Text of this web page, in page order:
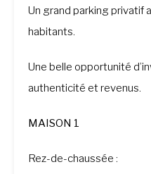
Un grand parking privatif
habitants.
Une belle opportunité
authenticité et revenus.
MAISON 1
Rez-de-chaussée :